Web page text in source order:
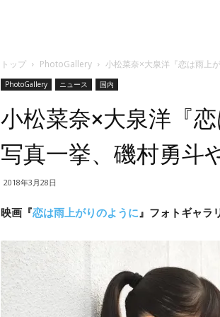
トップ PhotoGallery 小松菜奈×大泉洋『恋は雨上
PhotoGallery ニュース 国内
小松菜奈×大泉洋『
写真一挙、磯村勇斗
2018年3月28日
映画『恋は雨上がりのように 』フォトギャラ